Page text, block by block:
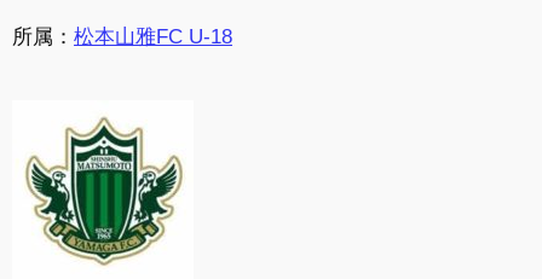
所属： 松本山雅FC U-18